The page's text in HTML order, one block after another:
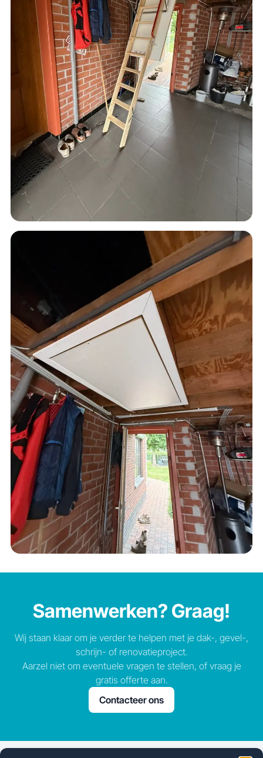
Samenwerken? Graag!
Wij staan klaar om je verder te helpen met je dak-, gevel-,
schrijn- of renovatieproject.
Aarzel niet om eventuele vragen te stellen, of vraag je
gratis offerte aan.
Contacteer ons